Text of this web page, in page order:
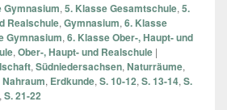
Gymnasium, 5. Klasse Gesamtschule, 5.
Realschule, Gymnasium, 6. Klasse
Gymnasium, 6. Klasse Ober-, Haupt- und
, Ober-, Haupt- und Realschule |
, Südniedersachsen, Naturräume,
Nahraum, Erdkunde, S. 10-12, S. 13-14, S.
, S. 21-22